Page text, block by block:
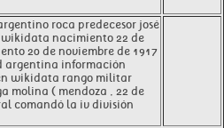
roca predecesor josé
wikidata nacimiento 22 de
20 de noviembre de 1917
argentina información
wikidata rango militar
molina ( mendoza , 22 de
comandó la iv división